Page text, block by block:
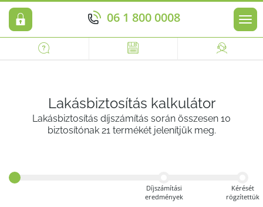
06 1 800 0008
Lakásbiztosítás kalkulátor
Lakásbiztosítás díjszámítás során összesen 10
biztosítónak 21 termékét jelenítjük meg.
Díjszámítási
eredmények
Kérését
rögzítettük